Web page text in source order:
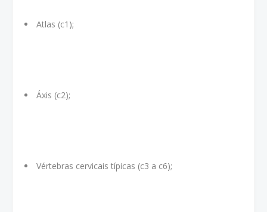
Atlas (c1);
Áxis (c2);
Vértebras cervicais típicas (c3 a c6);